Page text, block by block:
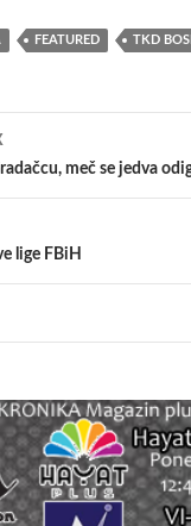
FEATURED TKD
meč se jedva
lige FBiH